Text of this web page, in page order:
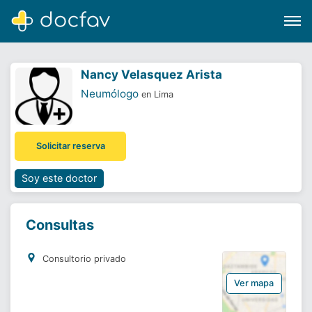
Software para clínicas
¿Eres un doctor?
Nancy Velasquez Arista
Neumólogo en Lima
Solicitar reserva
Soy este doctor
Consultas
Consultorio privado
Ver mapa